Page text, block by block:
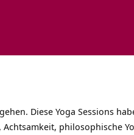
Diese Yoga Sessions
philosophische